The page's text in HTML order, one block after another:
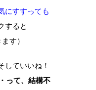
にすすっても
すると
す）
していいね！
って、結構不